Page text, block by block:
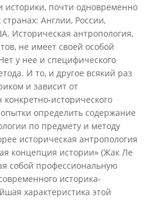
историки, почти одновременно
Англии, России,
Историческая антропология,
не имеет своей особой
у нее и специфического
И то, и другое всякий раз
и зависит от
исторического
определить содержание
по предмету и методу
историческая антропология
концепция истории» (Жак Ле
собой профессиональную
историка-
характеристика этой